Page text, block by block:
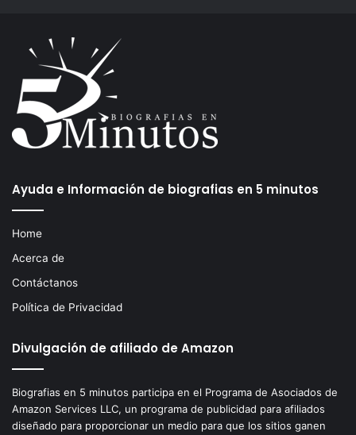
Ayuda e Información de biografias en 5 minutos
Home
Acerca de
Contáctanos
Política de Privacidad
Divulgación de afiliado de Amazon
Biografias en 5 minutos participa en el Programa de Asociados de
Amazon Services LLC, un programa de publicidad para afiliados
diseñado para proporcionar un medio para que los sitios ganen